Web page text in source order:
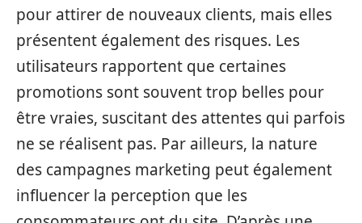
pour attirer de nouveaux clients, mais elles
présentent également des risques. Les
utilisateurs rapportent que certaines
promotions sont souvent trop belles pour
être vraies, suscitant des attentes qui parfois
ne se réalisent pas. Par ailleurs, la nature
des campagnes marketing peut également
influencer la perception que les